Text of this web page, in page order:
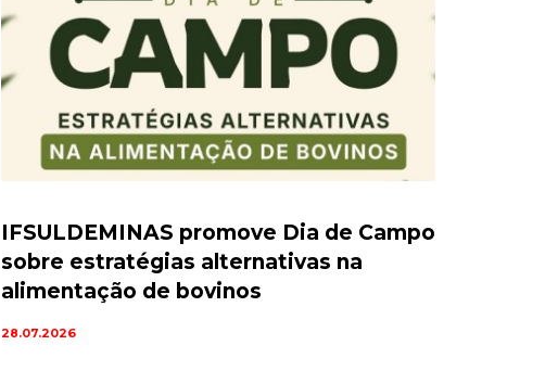
IFSULDEMINAS promove Dia de Campo
sobre estratégias alternativas na
alimentação de bovinos
28.07.2026